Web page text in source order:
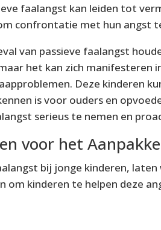
faalangst kan leiden tot
confrontatie met hun angst
van passieve faalangst
het kan zich manifesteren
Deze kinderen
is voor ouders en
serieus te nemen en
voor het
bij jonge kinderen,
om kinderen te helpen deze